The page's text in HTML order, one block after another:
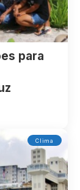
para
Clima